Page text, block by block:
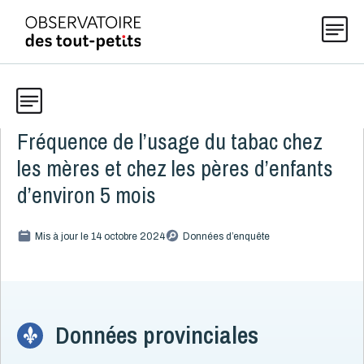
Thématiques
Explorer les données 0-5
Publications
À propos
Données
Usage du tabac chez les mères et chez les pères
Fréquence de l’usage du tabac chez
les mères et chez les pères d’enfants
d’environ 5 mois
Mis à jour le 14 octobre 2024 Données d’enquête
Données provinciales